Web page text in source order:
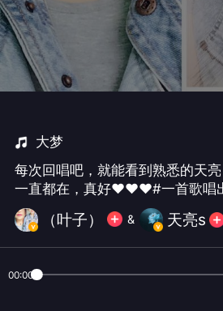
大梦
每次回唱吧，就能看到熟悉的天
一直都在，真好❤❤❤#一首歌唱
情绪#
（叶子） & 天亮s
00:00